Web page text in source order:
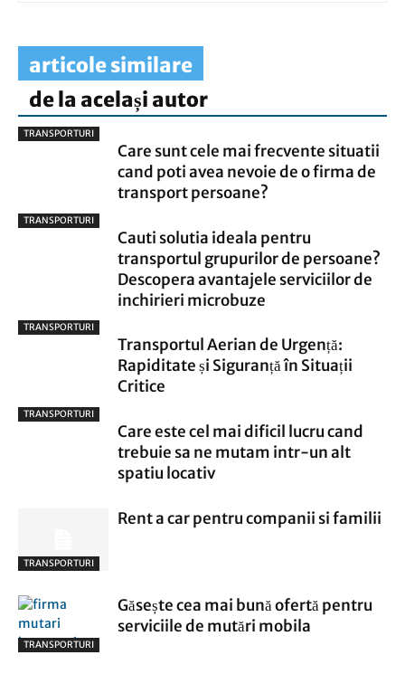
articole similare
de la același autor
TRANSPORTURI
Care sunt cele mai frecvente situatii
cand poti avea nevoie de o firma de
transport persoane?
TRANSPORTURI
Cauti solutia ideala pentru
transportul grupurilor de persoane?
Descopera avantajele serviciilor de
inchirieri microbuze
TRANSPORTURI
Transportul Aerian de Urgență:
Rapiditate și Siguranță în Situații
Critice
TRANSPORTURI
Care este cel mai dificil lucru cand
trebuie sa ne mutam intr-un alt
spatiu locativ
TRANSPORTURI
Rent a car pentru companii si familii
TRANSPORTURI
Găsește cea mai bună ofertă pentru
serviciile de mutări mobila